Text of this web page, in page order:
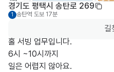
경기도 평택시 송탄로 269
1 송탄역 도보 17분
길
홀 서빙 업무입니다.
6시 ~10시까지
일은 어렵지 않아요.